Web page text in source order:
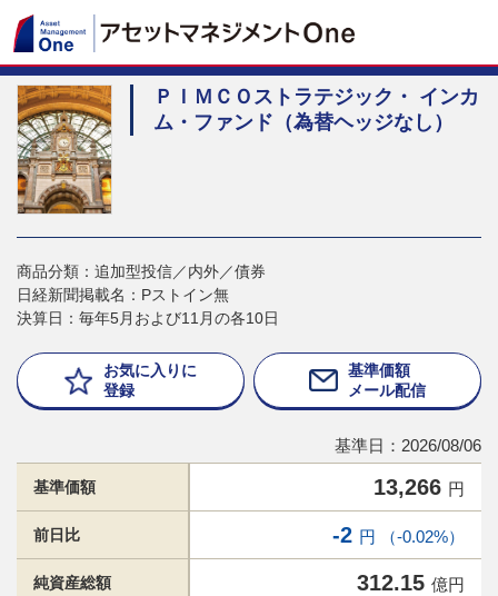
ＰＩＭＣＯストラテジック・ インカ
ム・ファンド（為替ヘッジなし）
商品分類：追加型投信／内外／債券
日経新聞掲載名：Pストイン無
決算日：毎年5月および11月の各10日
お気に入りに
登録
基準価額
メール配信
基準日：2026/08/06
基準価額 13,266 円
前日比 -2 円 （-0.02%）
純資産総額 312.15 億円